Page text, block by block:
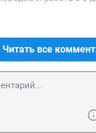
Читать все